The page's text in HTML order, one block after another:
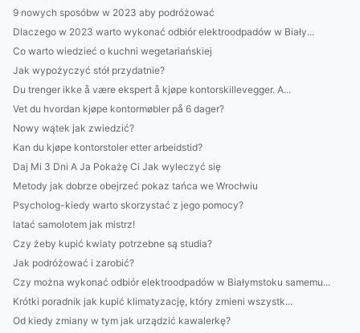
9 nowych sposóbw w 2023 aby podróżować
Dlaczego w 2023 warto wykonać odbiór elektroodpadów w Biały...
Co warto wiedzieć o kuchni wegetariańskiej
Jak wypożyczyć stół przydatnie?
Du trenger ikke å være ekspert å kjøpe kontorskillevegger. A...
Vet du hvordan kjøpe kontormøbler på 6 dager?
Nowy wątek jak zwiedzić?
Kan du kjøpe kontorstoler etter arbeidstid?
Daj Mi 3 Dni A Ja Pokażę Ci Jak wyleczyć się
Metody jak dobrze obejrzeć pokaz tańca we Wrocłwiu
Psycholog-kiedy warto skorzystać z jego pomocy?
latać samolotem jak mistrz!
Czy żeby kupić kwiaty potrzebne są studia?
Jak podróżować i zarobić?
Czy można wykonać odbiór elektroodpadów w Białymstoku samemu...
Krótki poradnik jak kupić klimatyzację, który zmieni wszystk...
Od kiedy zmiany w tym jak urządzić kawalerkę?